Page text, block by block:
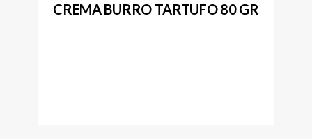
CREMA BURRO TARTUFO 80 GR